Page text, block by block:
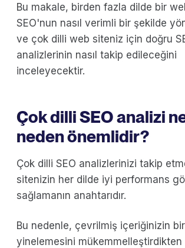
Bu makale, birden fazla dilde bir
SEO'nun nasıl verimli bir şekilde
ve çok dilli web siteniz için doğru
analizlerinin nasıl takip edileceğini
inceleyecektir.
Çok dilli SEO analizi
neden önemlidir?
Çok dilli SEO analizlerinizi takip
sitenizin her dilde iyi performans
sağlamanın anahtarıdır.
Bu nedenle, çevrilmiş içeriğinizin
yinelemesini mükemmelleştirdikten